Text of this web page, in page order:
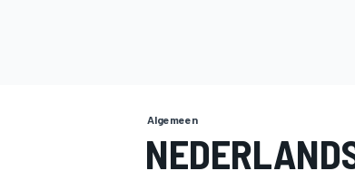
Algemeen